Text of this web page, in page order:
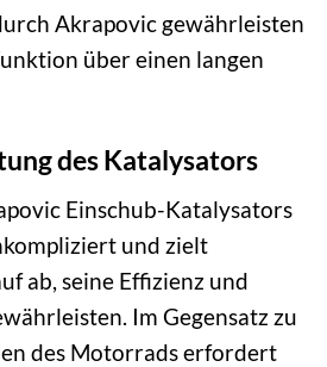
Akrapovic gewährleisten
über einen langen
des Katalysators
Einschub-Katalysators
und zielt
ab, seine Effizienz und
Im Gegensatz zu
des Motorrads erfordert